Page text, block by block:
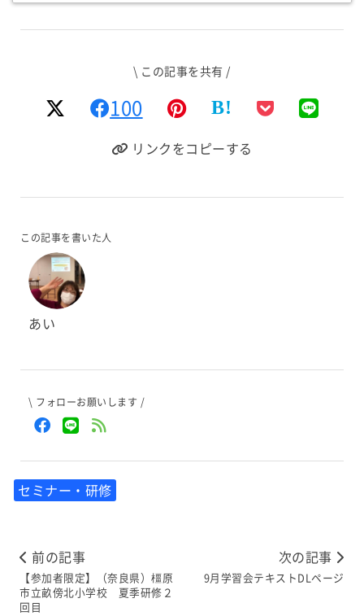
\ この記事を共有 /
100 B!
リンクをコピーする
この記事を書いた人
あい
\ フォローお願いします /
セミナー・研修
前の記事
【参加者限定】（奈良県）橿原
市立畝傍北小学校 夏季研修２
回目
次の記事
9月学習会テキストDLページ